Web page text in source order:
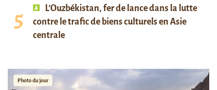
L’Ouzbékistan, fer de lance dans la lutte
contre le trafic de biens culturels en Asie
centrale
Photo du jour